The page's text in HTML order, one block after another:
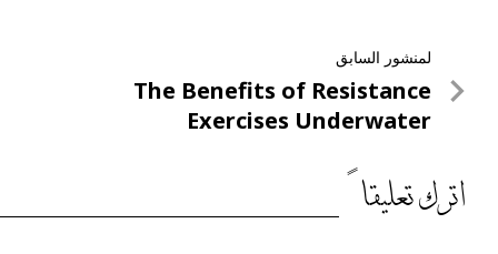
تصفّح
المقالات
لمنشور السابق
لمنشور
السابق
The Benefits of Resistance
Exercises Underwater
اترك تعليقاً